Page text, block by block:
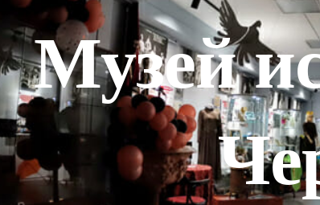
Музей